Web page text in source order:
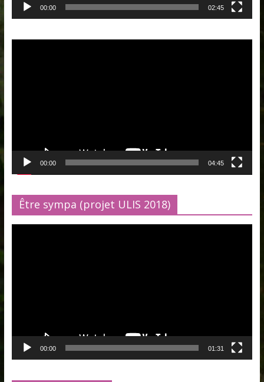
00:00 02:45
00:00 04:45
Être sympa (projet ULIS 2018)
00:00 01:31